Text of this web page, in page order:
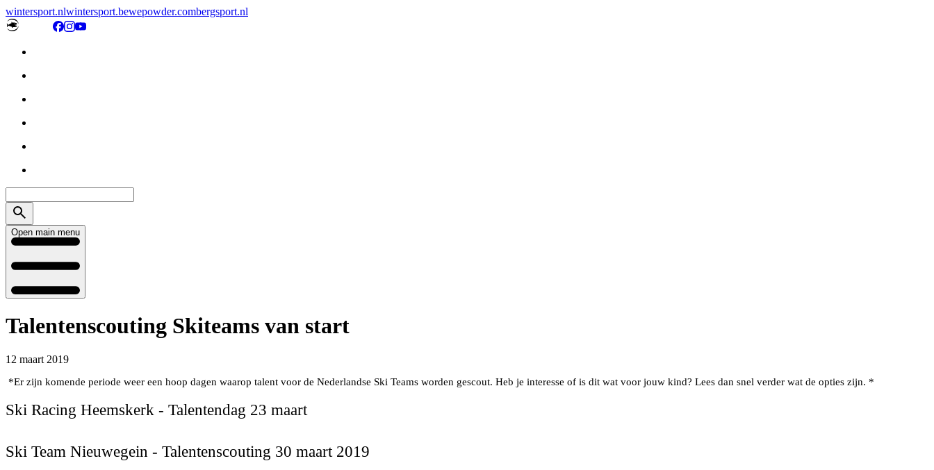
wintersport.nlwintersport.bewepowder.combergsport.nl
Open main menu
Talentenscouting Skiteams van start
12 maart 2019
*Er zijn komende periode weer een hoop dagen waarop talent voor de Nederlandse Ski Teams worden gescout. Heb je interesse of is dit wat voor jouw kind? Lees dan snel verder wat de opties zijn. *
Ski Racing Heemskerk - Talentendag 23 maart
Ski Team Nieuwegein - Talentenscouting 30 maart 2019